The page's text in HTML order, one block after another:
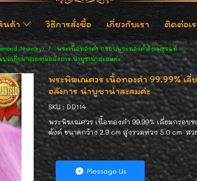
นค้า วิธีการสั่งซื้อ เกี่ยวกับเรา ติดต่อเ
Jewelry)
พระเนื้อทองคำ กรอบพระทองคำฝังเพชรแท้
ลเยี่ยม สวยงามอลังการ น่าบูชาน่าสะสมค่ะ
พระพิฆเณศวร เนื้อทองคำ 99.99% เ
อลังการ น่าบูชาน่าสะสมค่ะ
SKU : DD114
พระพิฆเณศวร เนื้อทองคำ 99.99% เลี่ยมกรอบ
ตังค์ ขนาดกว้าง 2.9 cm สูงรวมห่วง 5.0 cm ส
Message Us